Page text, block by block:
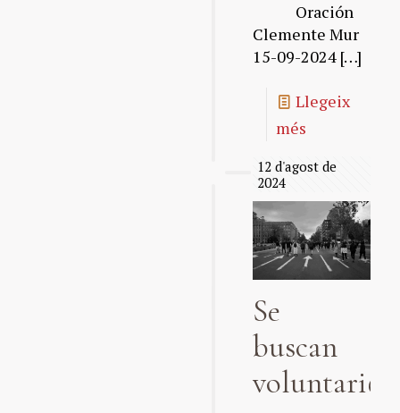
Oración
Clemente Mur
15-09-2024 […]
Llegeix
més
12 d'agost de
2024
Se
buscan
voluntari@s